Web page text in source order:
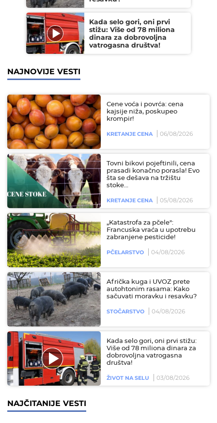
Kada selo gori, oni prvi
stižu: Više od 78 miliona
dinara za dobrovoljna
vatrogasna društva!
NAJNOVIJE VESTI
Cene voća i povrća: cena
kajsije niža, poskupeo
krompir!
KRETANJE CENA 06/08/2026
Tovni bikovi pojeftinili, cena
prasadi konačno porasla! Evo
šta se dešava na tržištu
stoke...
KRETANJE CENA 05/08/2026
„Katastrofa za pčele":
Francuska vraća u upotrebu
zabranjene pesticide!
PČELARSTVO 04/08/2026
Afrička kuga i UVOZ prete
autohtonim rasama: Kako
sačuvati moravku i resavku?
STOČARSTVO 04/08/2026
Kada selo gori, oni prvi stižu:
Više od 78 miliona dinara za
dobrovoljna vatrogasna
društva!
ŽIVOT NA SELU 03/08/2026
NAJČITANIJE VESTI